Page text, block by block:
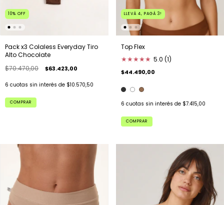
10% OFF
Pack x3 Colaless Everyday Tiro
Alto Chocolate
$70.470,00
$63.423,00
6 cuotas sin interés de $10.570,50
COMPRAR
LLEVÁ 4, PAGÁ 3!
Top Flex
★★★★★ 5.0 (1)
$44.490,00
6 cuotas sin interés de $7.415,00
COMPRAR